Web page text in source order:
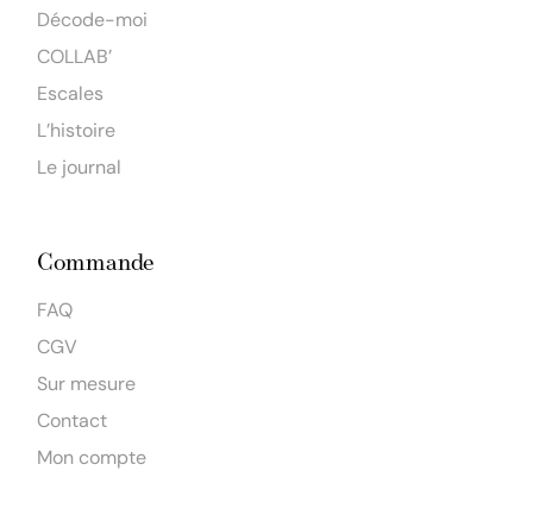
Décode-moi
COLLAB’
Escales
L’histoire
Le journal
Commande
FAQ
CGV
Sur mesure
Contact
Mon compte